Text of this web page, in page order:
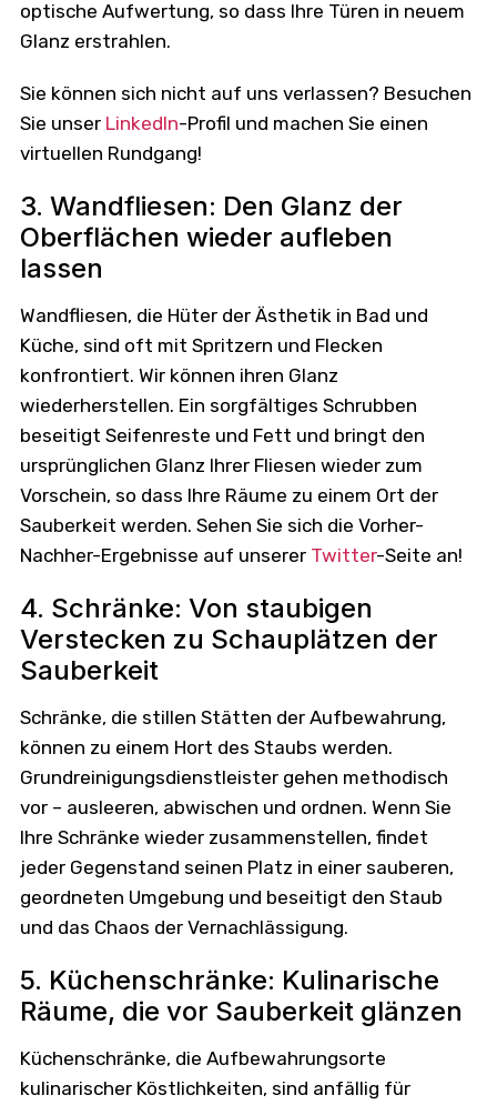
optische Aufwertung, so dass Ihre Türen in neuem
Glanz erstrahlen.
Sie können sich nicht auf uns verlassen? Besuchen
Sie unser LinkedIn-Profil und machen Sie einen
virtuellen Rundgang!
3. Wandfliesen: Den Glanz der
Oberflächen wieder aufleben
lassen
Wandfliesen, die Hüter der Ästhetik in Bad und
Küche, sind oft mit Spritzern und Flecken
konfrontiert. Wir können ihren Glanz
wiederherstellen. Ein sorgfältiges Schrubben
beseitigt Seifenreste und Fett und bringt den
ursprünglichen Glanz Ihrer Fliesen wieder zum
Vorschein, so dass Ihre Räume zu einem Ort der
Sauberkeit werden. Sehen Sie sich die Vorher-
Nachher-Ergebnisse auf unserer Twitter-Seite an!
4. Schränke: Von staubigen
Verstecken zu Schauplätzen der
Sauberkeit
Schränke, die stillen Stätten der Aufbewahrung,
können zu einem Hort des Staubs werden.
Grundreinigungsdienstleister gehen methodisch
vor – ausleeren, abwischen und ordnen. Wenn Sie
Ihre Schränke wieder zusammenstellen, findet
jeder Gegenstand seinen Platz in einer sauberen,
geordneten Umgebung und beseitigt den Staub
und das Chaos der Vernachlässigung.
5. Küchenschränke: Kulinarische
Räume, die vor Sauberkeit glänzen
Küchenschränke, die Aufbewahrungsorte
kulinarischer Köstlichkeiten, sind anfällig für